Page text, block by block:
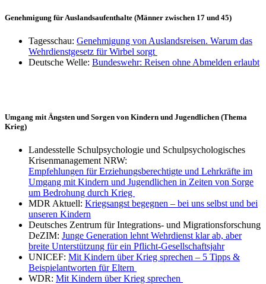
Genehmigung für Auslandsaufenthalte (Männer zwischen 17 und 45)
Tagesschau: Genehmigung von Auslandsreisen. Warum das
Wehrdienstgesetz für Wirbel sorgt
Deutsche Welle: Bundeswehr: Reisen ohne Abmelden erlaubt
Umgang mit Ängsten und Sorgen von Kindern und Jugendlichen (Thema
Krieg)
Landesstelle Schulpsychologie und Schulpsychologisches
Krisenmanagement NRW:
Empfehlungen für Erziehungsberechtigte und Lehrkräfte im
Umgang mit Kindern und Jugendlichen in Zeiten von Sorge
um Bedrohung durch Krieg
MDR Aktuell: Kriegsangst begegnen – bei uns selbst und bei
unseren Kindern
Deutsches Zentrum für Integrations- und Migrationsforschung
DeZIM: Junge Generation lehnt Wehrdienst klar ab, aber
breite Unterstützung für ein Pflicht-Gesellschaftsjahr
UNICEF: Mit Kindern über Krieg sprechen – 5 Tipps &
Beispielantworten für Eltern
WDR: Mit Kindern über Krieg sprechen